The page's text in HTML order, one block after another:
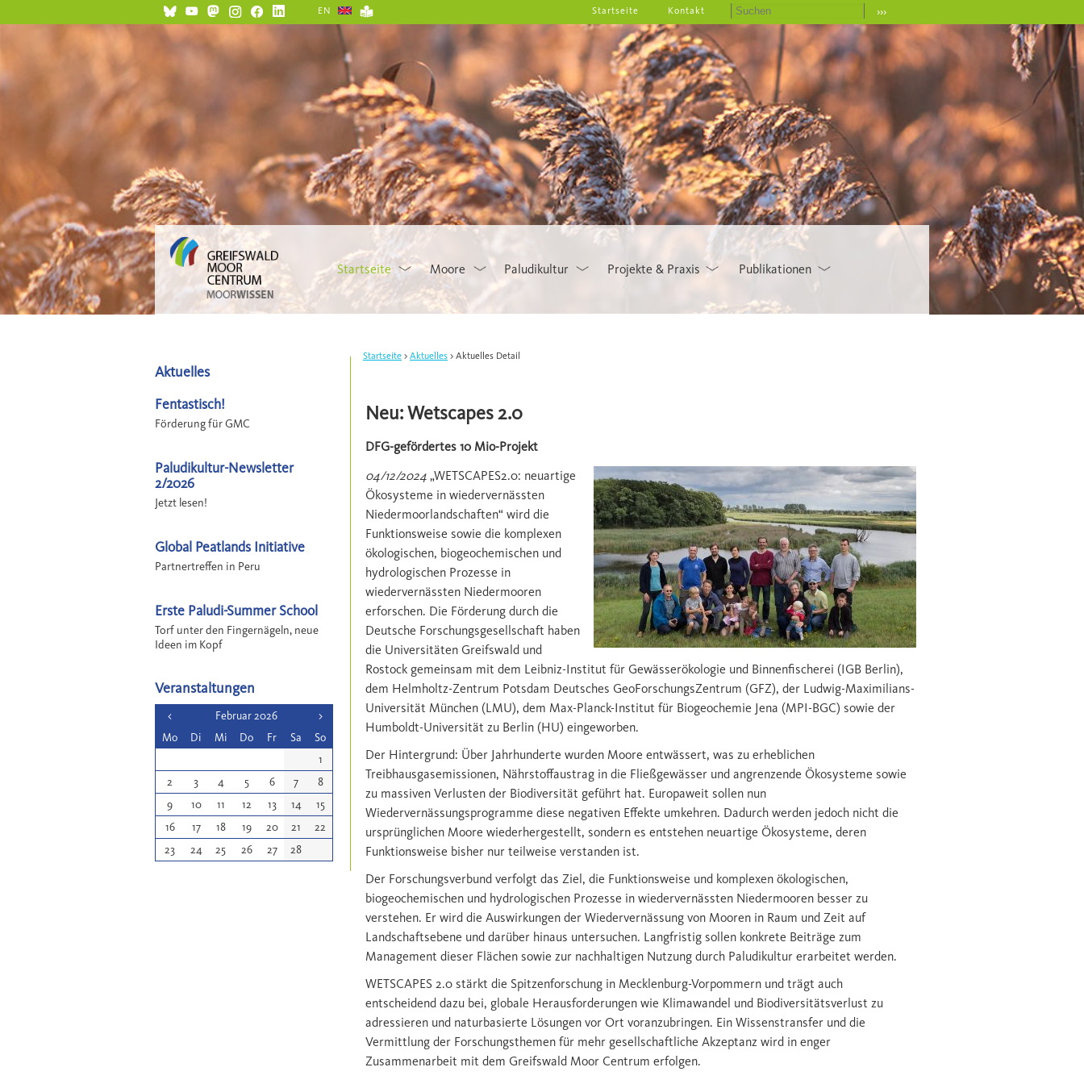
EN ›››
Startseite Kontakt
Startseite Moore Paludikultur Projekte & Praxis Publikationen
Startseite Aktuelles Aktuelles Detail
Neu: Wetscapes 2.0
DFG-gefördertes 10 Mio-Projekt
04/12/2024 „WETSCAPES2.0: neuartige
Ökosysteme in wiedervernässten
Niedermoorlandschaften“ wird die
Funktionsweise sowie die komplexen
ökologischen, biogeochemischen und
hydrologischen Prozesse in
wiedervernässten Niedermooren
erforschen. Die Förderung durch die
Deutsche Forschungsgesellschaft haben
die Universitäten Greifswald und
Rostock gemeinsam mit dem Leibniz-Institut für Gewässerökologie und Binnenfischerei (IGB Berlin),
dem Helmholtz-Zentrum Potsdam Deutsches GeoForschungsZentrum (GFZ), der Ludwig-Maximilians-
Universität München (LMU), dem Max-Planck-Institut für Biogeochemie Jena (MPI-BGC) sowie der
Humboldt-Universität zu Berlin (HU) eingeworben.
Der Hintergrund: Über Jahrhunderte wurden Moore entwässert, was zu erheblichen
Treibhausgasemissionen, Nährstoffaustrag in die Fließgewässer und angrenzende Ökosysteme sowie
zu massiven Verlusten der Biodiversität geführt hat. Europaweit sollen nun
Wiedervernässungsprogramme diese negativen Effekte umkehren. Dadurch werden jedoch nicht die
ursprünglichen Moore wiederhergestellt, sondern es entstehen neuartige Ökosysteme, deren
Funktionsweise bisher nur teilweise verstanden ist.
Der Forschungsverbund verfolgt das Ziel, die Funktionsweise und komplexen ökologischen,
biogeochemischen und hydrologischen Prozesse in wiedervernässten Niedermooren besser zu
verstehen. Er wird die Auswirkungen der Wiedervernässung von Mooren in Raum und Zeit auf
Landschaftsebene und darüber hinaus untersuchen. Langfristig sollen konkrete Beiträge zum
Management dieser Flächen sowie zur nachhaltigen Nutzung durch Paludikultur erarbeitet werden.
WETSCAPES 2.0 stärkt die Spitzenforschung in Mecklenburg-Vorpommern und trägt auch
entscheidend dazu bei, globale Herausforderungen wie Klimawandel und Biodiversitätsverlust zu
adressieren und naturbasierte Lösungen vor Ort voranzubringen. Ein Wissenstransfer und die
Vermittlung der Forschungsthemen für mehr gesellschaftliche Akzeptanz wird in enger
Zusammenarbeit mit dem Greifswald Moor Centrum erfolgen.
Aktuelles
Fentastisch!
Förderung für GMC
Paludikultur-Newsletter
2/2026
Jetzt lesen!
Global Peatlands Initiative
Partnertreffen in Peru
Erste Paludi-Summer School
Torf unter den Fingernägeln, neue
Ideen im Kopf
Veranstaltungen
< Februar 2026
>
Mo
Di Mi Do Fr Sa
So
1
2
3 4 5 6 7
8
9
10 11 12 13 14
15
16
17 18 19 20 21
22
23
24 25 26 27 28